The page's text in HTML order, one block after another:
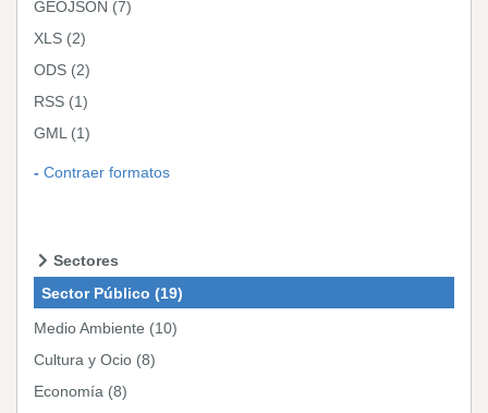
GEOJSON (7)
XLS (2)
ODS (2)
RSS (1)
GML (1)
Contraer formatos
Sectores
Sector Público (19)
Medio Ambiente (10)
Cultura y Ocio (8)
Economía (8)